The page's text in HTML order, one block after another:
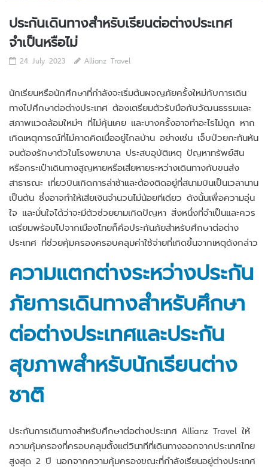
ประกันเดินทางสำหรับเรียนต่อต่างประเทศ
จำเป็นหรือไม่
24 July 2023 Allianz Travel
นักเรียนหรือนักศึกษาที่กำลังจะเริ่มต้นผจญภัยครั้งใหม่กับการเดิน
ทางไปศึกษาต่อต่างประเทศ ต้องเตรียมตัวรับมือกับวัฒนธรรมและ
สภาพแวดล้อมใหม่ๆ ที่ไม่คุ้นเคย และบางครั้งอาจทำอะไรไม่ถูก หาก
เกิดเหตุการณ์ที่ไม่คาดคิดเมื่ออยู่ไกลบ้าน อย่างเช่น เจ็บป่วยกะทันหัน
จนต้องรักษาตัวในโรงพยาบาล ประสบอุบัติเหตุ ปัญหาทรัพย์สิน
หรือกระเป๋าเดินทางสูญหายหรือเสียหายระหว่างเดินทางกับขนส่ง
สาธารณะ เที่ยวบินเกิดการล่าช้าและต้องติดอยู่ที่สนามบินเป็นเวลานาน
เป็นต้น ซึ่งอาจทำให้เสียเงินจำนวนไม่น้อยทีเดียว ดังนั้นเพื่อความอุ่น
ใจ และมั่นใจได้ว่าจะมีตัวช่วยยามเกิดปัญหา สิ่งหนึ่งที่จำเป็นและควร
เตรียมพร้อมไปจากเมืองไทยก็คือประกันภัยสำหรับศึกษาต่อต่าง
ประเทศ ที่ช่วยคุ้มครองครอบคลุมค่าใช้จ่ายที่เกิดขึ้นจากเหตุดังกล่าว
ความแตกต่างระหว่างประกัน
ภัยการเดินทางสำหรับศึกษา
ต่อต่างประเทศและประกัน
สุขภาพสำหรับนักเรียนต่าง
ชาติ
ประกันการเดินทางสำหรับศึกษาต่อต่างประเทศ Allianz Travel ให้
ความคุ้มครองที่ครอบคลุมตั้งแต่วินาทีที่เดินทางออกจากประเทศไทย
สูงสุด 2 ปี นอกจากความคุ้มครองขณะที่กำลังเรียนอยู่ต่างประเทศ